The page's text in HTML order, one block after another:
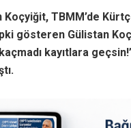
Koçyiğit, TBMM’de
gösteren Gülistan
kayıtlara